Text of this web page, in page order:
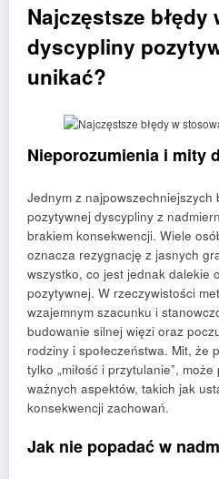
Najczęstsze
dyscypliny
unikać?
Nieporozumienia i mity
Jednym z najpowszechniejszych
pozytywnej dyscypliny z
brakiem konsekwencji. Wiele
oznacza rezygnację z jasnych
wszystko, co jest jednak dalekie
pozytywnej. W rzeczywistości
wzajemnym szacunku i
budowanie silnej więzi oraz
rodziny i społeczeństwa. Mit, że
tylko „miłość i przytulanie”,
ważnych aspektów, takich jak
konsekwencji zachowań.
Jak nie popadać w